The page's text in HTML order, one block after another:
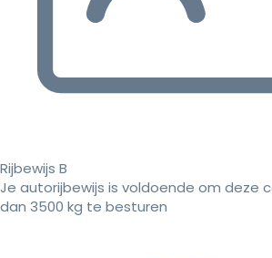
Rijbewijs B
Je autorijbewijs is voldoende om deze
dan 3500 kg te besturen